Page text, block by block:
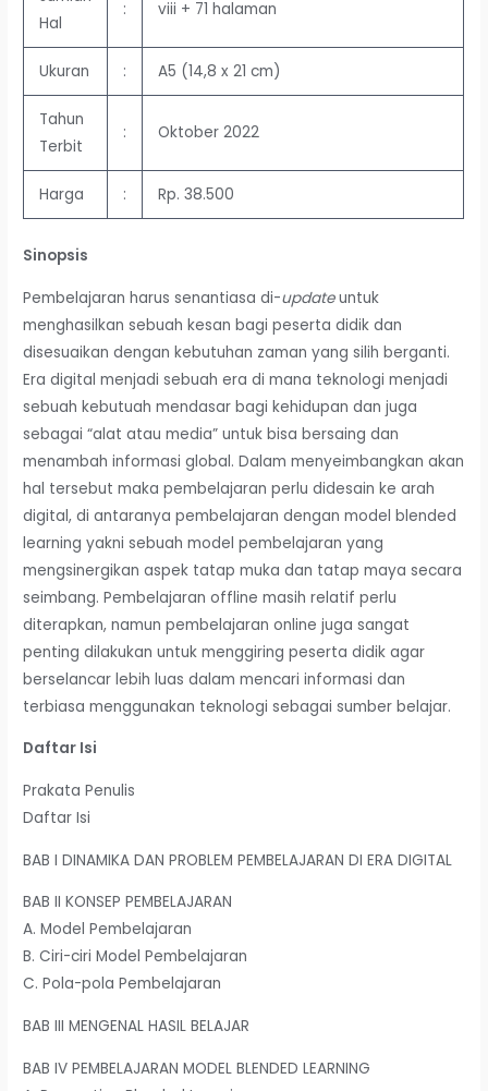
Hal
: viii + 71 halaman
Ukuran : A5 (14,8 x 21 cm)
Tahun
Terbit
: Oktober 2022
Harga : Rp. 38.500
Sinopsis
Pembelajaran harus senantiasa di-updateuntuk
menghasilkan sebuah kesan bagi peserta didik dan
disesuaikan dengan kebutuhan zaman yang silih berganti.
Era digital menjadi sebuah era di mana teknologi menjadi
sebuah kebutuah mendasar bagi kehidupan dan juga
sebagai “alat atau media” untuk bisa bersaing dan
menambah informasi global. Dalam menyeimbangkan akan
hal tersebut maka pembelajaran perlu didesain ke arah
digital, di antaranya pembelajaran dengan model blended
learning yakni sebuah model pembelajaran yang
mengsinergikan aspek tatap muka dan tatap maya secara
seimbang. Pembelajaran offline masih relatif perlu
diterapkan, namun pembelajaran online juga sangat
penting dilakukan untuk menggiring peserta didik agar
berselancar lebih luas dalam mencari informasi dan
terbiasa menggunakan teknologi sebagai sumber belajar.
Daftar Isi
Prakata Penulis
Daftar Isi
BAB I DINAMIKA DAN PROBLEM PEMBELAJARAN DI ERA DIGITAL
BAB II KONSEP PEMBELAJARAN
A. Model Pembelajaran
B. Ciri-ciri Model Pembelajaran
C. Pola-pola Pembelajaran
BAB III MENGENAL HASIL BELAJAR
BAB IV PEMBELAJARAN MODEL BLENDED LEARNING